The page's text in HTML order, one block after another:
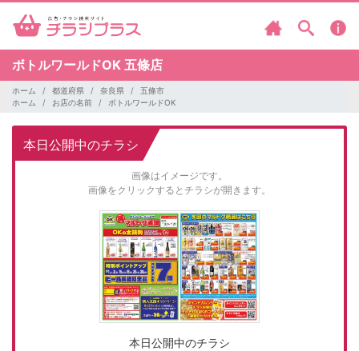
ボトルワールドOK 五條店
ホーム 都道府県 奈良県
五條市
ホーム
お店の名前 ボトルワールドOK
本日公開中のチラシ
画像はイメージです。
画像をクリックするとチラシが開きます。
本日公開中のチラシ